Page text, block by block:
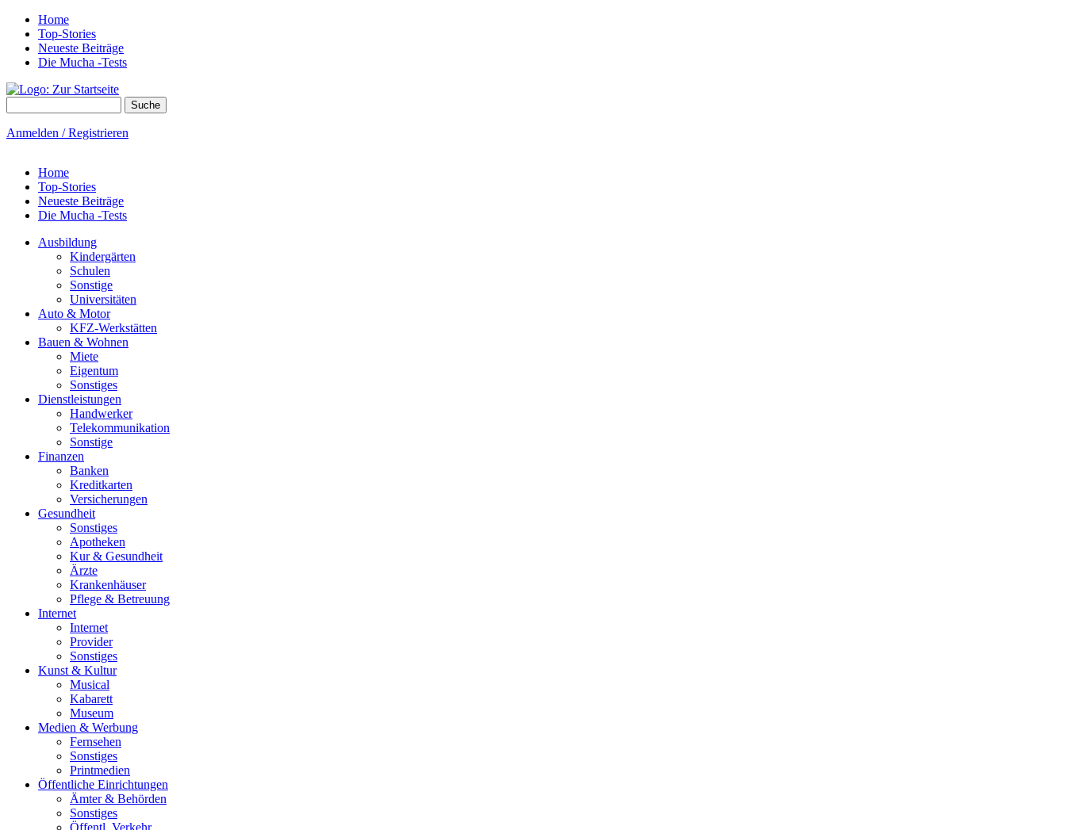
Home
Top-Stories
Neueste Beiträge
Die Mucha -Tests
Anmelden / Registrieren
Home
Top-Stories
Neueste Beiträge
Die Mucha -Tests
Ausbildung
Kindergärten
Schulen
Sonstige
Universitäten
Auto & Motor
KFZ-Werkstätten
Bauen & Wohnen
Miete
Eigentum
Sonstiges
Dienstleistungen
Handwerker
Telekommunikation
Sonstige
Finanzen
Banken
Kreditkarten
Versicherungen
Gesundheit
Sonstiges
Apotheken
Kur & Gesundheit
Ärzte
Krankenhäuser
Pflege & Betreuung
Internet
Internet
Provider
Sonstiges
Kunst & Kultur
Musical
Kabarett
Museum
Medien & Werbung
Fernsehen
Sonstiges
Printmedien
Öffentliche Einrichtungen
Ämter & Behörden
Sonstiges
Öffentl. Verkehr